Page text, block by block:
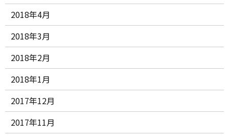
2018年4月
2018年3月
2018年2月
2018年1月
2017年12月
2017年11月